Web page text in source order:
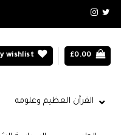
wishlist £0.00
القرآن العظيم وعلومه